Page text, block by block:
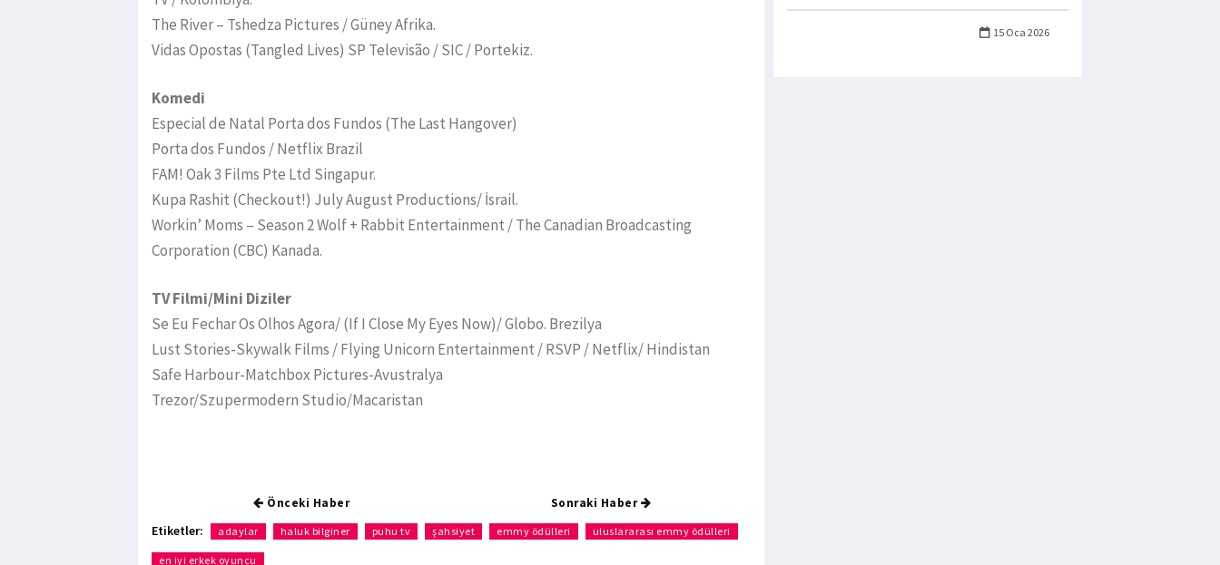
The River – Tshedza Pictures / Güney Afrika.
Vidas Opostas (Tangled Lives) SP Televisão / SIC / Portekiz.
Komedi
Especial de Natal Porta dos Fundos (The Last Hangover)
Porta dos Fundos / Netflix Brazil
FAM! Oak 3 Films Pte Ltd Singapur.
Kupa Rashit (Checkout!) July August Productions/ İsrail.
Workin’ Moms – Season 2 Wolf + Rabbit Entertainment / The Canadian Broadcasting
Corporation (CBC) Kanada.
TV Filmi/Mini Diziler
Se Eu Fechar Os Olhos Agora/ (If I Close My Eyes Now)/ Globo. Brezilya
Lust Stories-Skywalk Films / Flying Unicorn Entertainment / RSVP / Netflix/ Hindistan
Safe Harbour-Matchbox Pictures-Avustralya
Trezor/Szupermodern Studio/Macaristan
Önceki Haber Sonraki Haber
Etiketler: adaylar haluk bilginer puhu tv şahsiyet emmy ödülleri uluslararası emmy ödülleri
en iyi erkek oyuncu
15 Oca 2026